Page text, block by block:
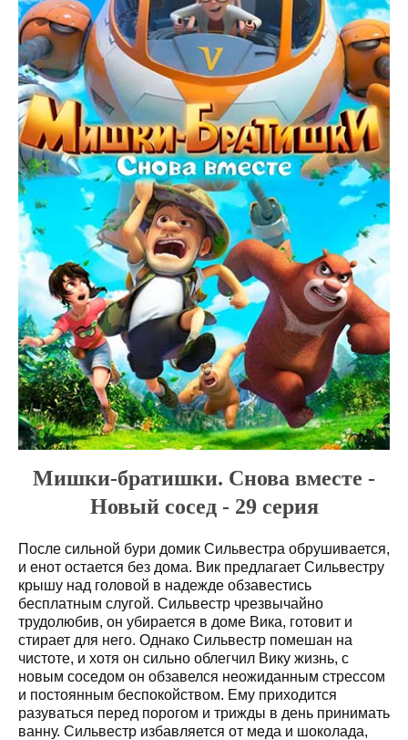
Мишки-братишки. Снова вместе -
Новый сосед - 29 серия
После сильной бури домик Сильвестра обрушивается,
и енот остается без дома. Вик предлагает Сильвестру
крышу над головой в надежде обзавестись
бесплатным слугой. Сильвестр чрезвычайно
трудолюбив, он убирается в доме Вика, готовит и
стирает для него. Однако Сильвестр помешан на
чистоте, и хотя он сильно облегчил Вику жизнь, с
новым соседом он обзавелся неожиданным стрессом
и постоянным беспокойством. Ему приходится
разуваться перед порогом и трижды в день принимать
ванну. Сильвестр избавляется от меда и шоколада,